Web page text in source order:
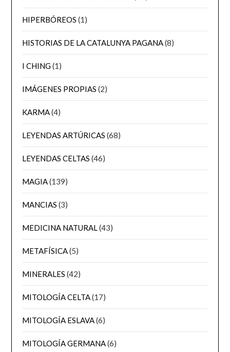
HIPERBÓREOS (1)
HISTORIAS DE LA CATALUNYA PAGANA(8)
I CHING(1)
IMÁGENES PROPIAS (2)
KARMA(4)
LEYENDAS ARTÚRICAS (68)
LEYENDAS CELTAS (46)
MAGIA(139)
MANCIAS (3)
MEDICINA NATURAL(43)
METAFÍSICA(5)
MINERALES (42)
MITOLOGÍA CELTA(17)
MITOLOGÍA ESLAVA(6)
MITOLOGÍA GERMANA(6)